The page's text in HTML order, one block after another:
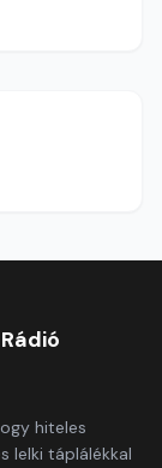
hiteles
lelki táplálékkal